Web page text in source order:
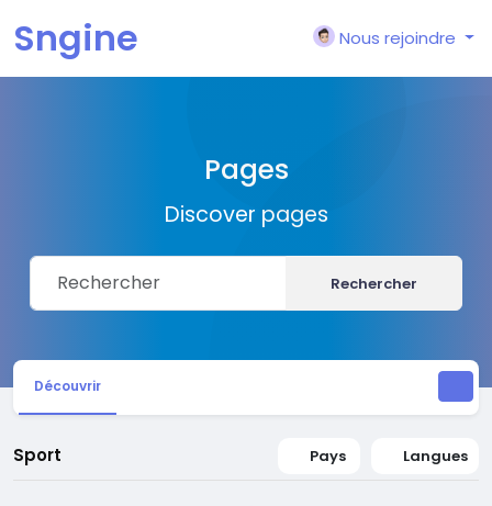
Sngine Nous rejoindre
Pages
Discover pages
Rechercher
Découvrir
Sport Pays Langues